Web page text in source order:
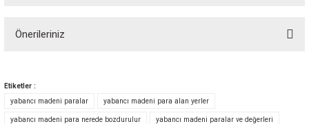
Önerileriniz
Görüş ve önerileriniz için teşekkür ederiz.
Etiketler :
yabancı madeni paralar
yabancı madeni para alan yerler
yabancı madeni para nerede bozdurulur yabancı madeni paralar ve değerleri